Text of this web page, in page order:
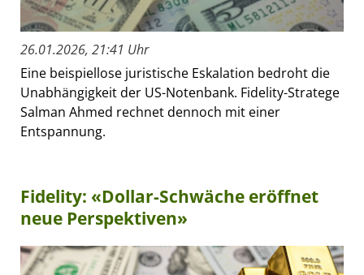
26.01.2026, 21:41 Uhr
Eine beispiellose juristische Eskalation bedroht die
Unabhängigkeit der US-Notenbank. Fidelity-Stratege
Salman Ahmed rechnet dennoch mit einer
Entspannung.
Fidelity: «Dollar-Schwäche eröffnet
neue Perspektiven»